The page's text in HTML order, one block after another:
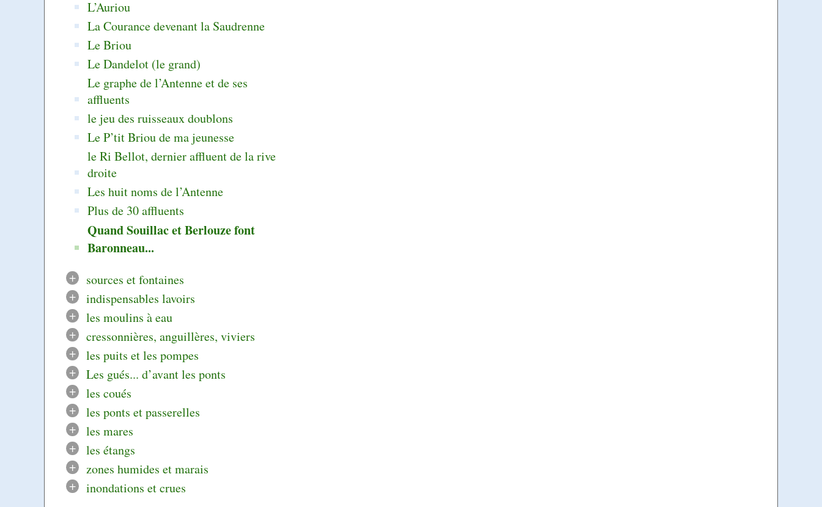
L’Auriou
La Courance devenant la Saudrenne
Le Briou
Le Dandelot (le grand)
Le graphe de l’Antenne et de ses
affluents
le jeu des ruisseaux doublons
Le P’tit Briou de ma jeunesse
le Ri Bellot, dernier affluent de la rive
droite
Les huit noms de l’Antenne
Plus de 30 affluents
Quand Souillac et Berlouze font
Baronneau...
+
sources et fontaines
+
indispensables lavoirs
+
les moulins à eau
+
cressonnières, anguillères, viviers
+
les puits et les pompes
+
Les gués... d’avant les ponts
+
les coués
+
les ponts et passerelles
+
les mares
+
les étangs
+
zones humides et marais
+
inondations et crues